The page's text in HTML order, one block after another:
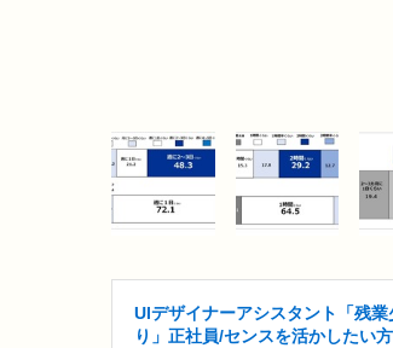
UIデザイナーアシスタント「残
り」正社員/センスを活かしたい